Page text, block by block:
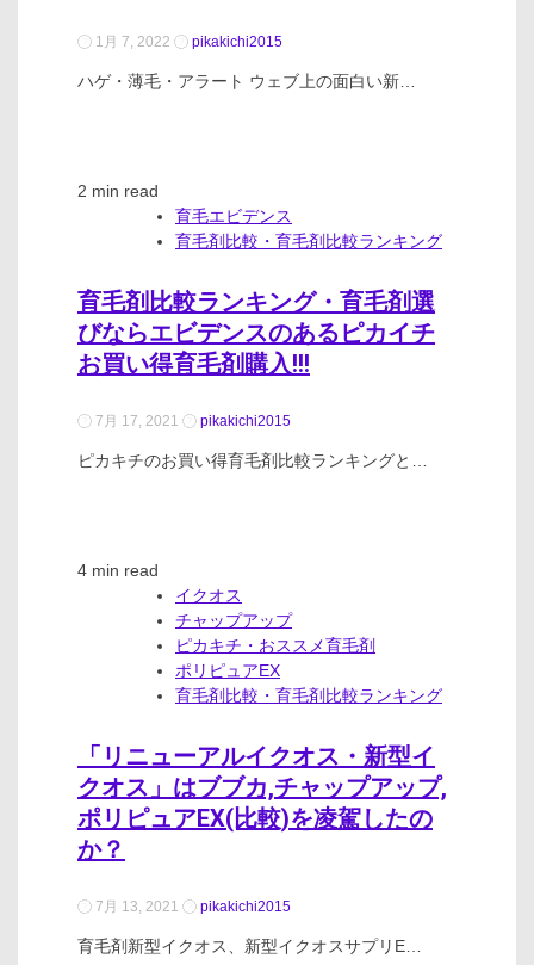
1月 7, 2022 pikakichi2015
ハゲ・薄毛・アラート ウェブ上の面白い新…
2 min read
育毛エビデンス
育毛剤比較・育毛剤比較ランキング
育毛剤比較ランキング・育毛剤選
びならエビデンスのあるピカイチ
お買い得育毛剤購入!!!
7月 17, 2021 pikakichi2015
ピカキチのお買い得育毛剤比較ランキングと…
4 min read
イクオス
チャップアップ
ピカキチ・おススメ育毛剤
ポリピュアEX
育毛剤比較・育毛剤比較ランキング
「リニューアルイクオス・新型イ
クオス」はブブカ,チャップアップ,
ポリピュアEX(比較)を凌駕したの
か？
7月 13, 2021 pikakichi2015
育毛剤新型イクオス、新型イクオスサプリE…